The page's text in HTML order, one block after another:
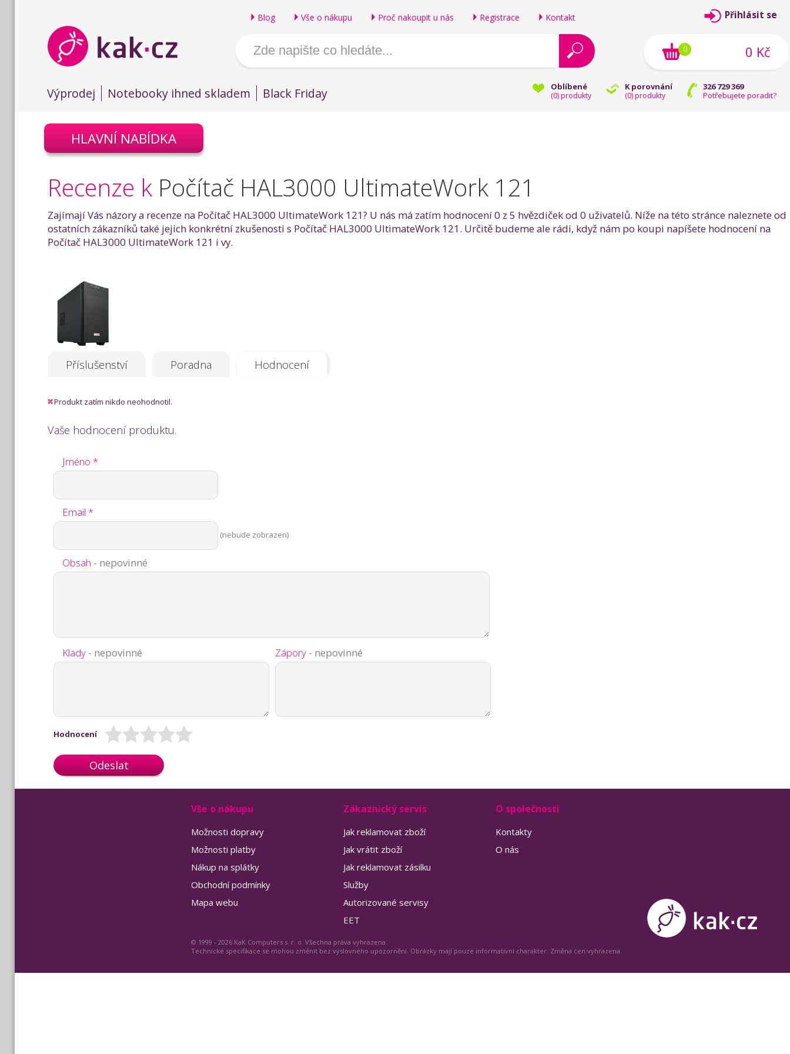
Blog Vše o nákupu Proč nakoupit u nás Registrace Kontakt
Oblíbené
(0) produkty
K porovnání
(0) produkty
326 729 369
Potřebujete poradit?
Výprodej Notebooky ihned skladem Black Friday
Přihlásit se
0 Kč
0
HLAVNÍ NABÍDKA
Recenze k Počítač HAL3000 UltimateWork 121
Zajímají Vás názory a recenze na Počítač HAL3000 UltimateWork 121? U nás má zatím hodnocení 0 z 5 hvězdiček od 0 uživatelů. Níže na této stránce naleznete od
ostatních zákazníků také jejich konkrétní zkušenosti s Počítač HAL3000 UltimateWork 121. Určitě budeme ale rádi, když nám po koupi napíšete hodnocení na
Počítač HAL3000 UltimateWork 121 i vy.
Příslušenství Poradna Hodnocení
Produkt zatím nikdo neohodnotil.
Vaše hodnocení produktu.
Jméno *
Email *
(nebude zobrazen)
Obsah - nepovinné
Klady - nepovinné Zápory - nepovinné
Hodnocení
Odeslat
Vše o nákupu
Možnosti dopravy
Možnosti platby
Nákup na splátky
Obchodní podmínky
Mapa webu
Zákaznický servis
Jak reklamovat zboží
Jak vrátit zboží
Jak reklamovat zásilku
Služby
Autorizované servisy
EET
O společnosti
Kontakty
O nás
© 1999 - 2026 KaK Computers s. r. o. Všechna práva vyhrazena.
Technické specifikace se mohou změnit bez výslovného upozornění. Obrázky mají pouze informativní charakter. Změna cen vyhrazena.